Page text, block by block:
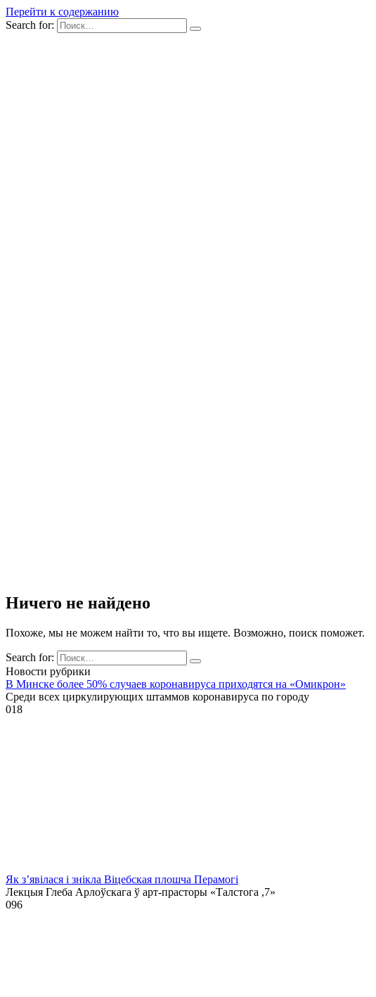
Перейти к содержанию
Search for:
Ничего не найдено
Похоже, мы не можем найти то, что вы ищете. Возможно, поиск поможет.
Search for:
Новости рубрики
В Минске более 50% случаев коронавируса приходятся на «Омикрон»
Среди всех циркулирующих штаммов коронавируса по городу
018
Як з’явілася і знікла Віцебская плошча Перамогі
Лекцыя Глеба Арлоўскага ў арт-прасторы «Талстога ,7»
096